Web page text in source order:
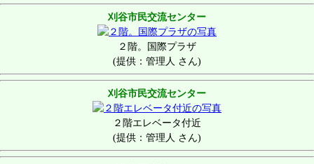
刈谷市民交流センター
２階。国際プラザ
(提供：管理人 さん)
刈谷市民交流センター
２階エレベータ付近
(提供：管理人 さん)